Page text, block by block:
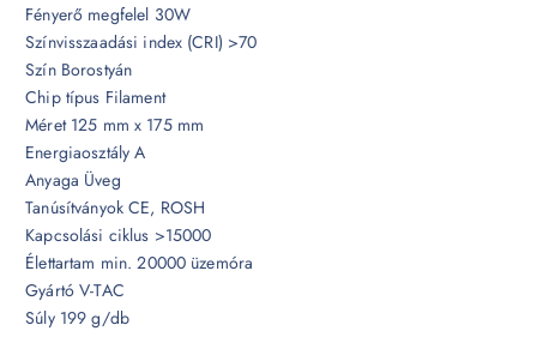
Fényerő megfelel 30W
Színvisszaadási index (CRI) >70
Szín Borostyán
Chip típus Filament
Méret 125 mm x 175 mm
Energiaosztály A
Anyaga Üveg
Tanúsítványok CE, ROSH
Kapcsolási ciklus >15000
Élettartam min. 20000 üzemóra
Gyártó V-TAC
Súly 199 g/db